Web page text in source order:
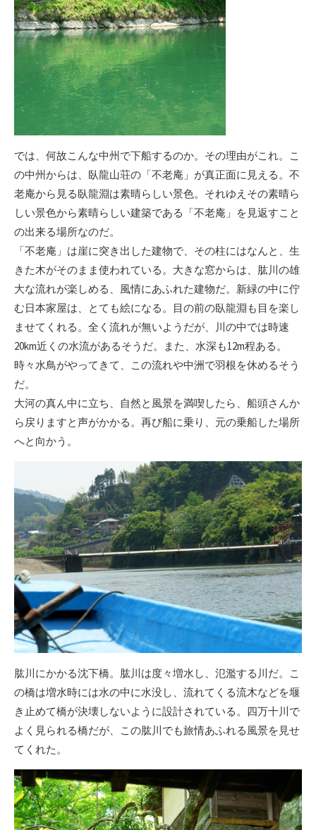
では、何故こんな中州で下船するのか。その理由がこれ。こ
の中州からは、臥龍山荘の「不老庵」が真正面に見える。不
老庵から見る臥龍淵は素晴らしい景色。それゆえその素晴ら
しい景色から素晴らしい建築である「不老庵」を見返すこと
の出来る場所なのだ。
「不老庵」は崖に突き出した建物で、その柱にはなんと、生
きた木がそのまま使われている。大きな窓からは、肱川の雄
大な流れが楽しめる、風情にあふれた建物だ。新緑の中に佇
む日本家屋は、とても絵になる。目の前の臥龍淵も目を楽し
ませてくれる。全く流れが無いようだが、川の中では時速
20km近くの水流があるそうだ。また、水深も12m程ある。
時々水鳥がやってきて、この流れや中洲で羽根を休めるそう
だ。
大河の真ん中に立ち、自然と風景を満喫したら、船頭さんか
ら戻りますと声がかかる。再び船に乗り、元の乗船した場所
へと向かう。
肱川にかかる沈下橋。肱川は度々増水し、氾濫する川だ。こ
の橋は増水時には水の中に水没し、流れてくる流木などを堰
き止めて橋が決壊しないように設計されている。四万十川で
よく見られる橋だが、この肱川でも旅情あふれる風景を見せ
てくれた。